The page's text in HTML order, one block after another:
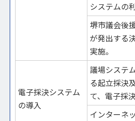
システムの
堺市議会後
が発出する
実施。
電子採決システム
の導入
議場システ
る起立採決
て、電子採
インターネ